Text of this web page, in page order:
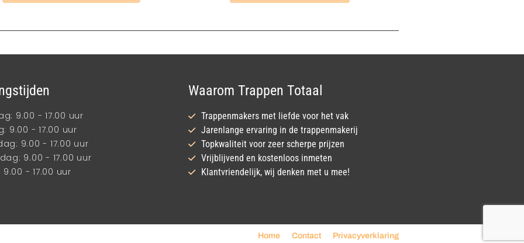
9.00 - 17.00 uur
9.00 - 17.00 uur
9.00 - 17.00 uur
9.00 - 17.00 uur
- 17.00 uur
Waarom Trappen Totaal
Trappenmakers met liefde voor het vak
Jarenlange ervaring in de trappenmakerij
Topkwaliteit voor zeer scherpe prijzen
Vrijblijvend en kostenloos inmeten
Klantvriendelijk, wij denken met u mee!
Home Contact Privacyverklaring